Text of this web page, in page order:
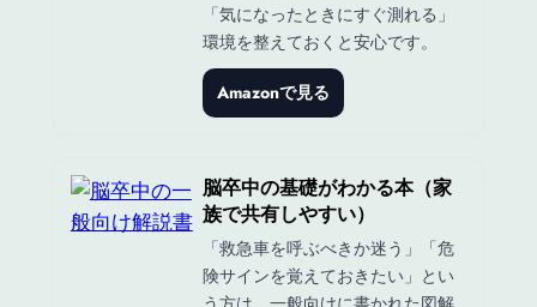
「気になったときにすぐ測れる」
環境を整えておくと安心です。
Amazonで見る
脳卒中の基礎がわかる本（家
族で共有しやすい）
「救急車を呼ぶべきか迷う」「危
険サインを覚えておきたい」とい